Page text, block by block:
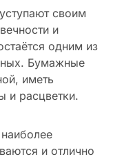
своим
и
одним из
Бумажные
иметь
и расцветки.
и отлично